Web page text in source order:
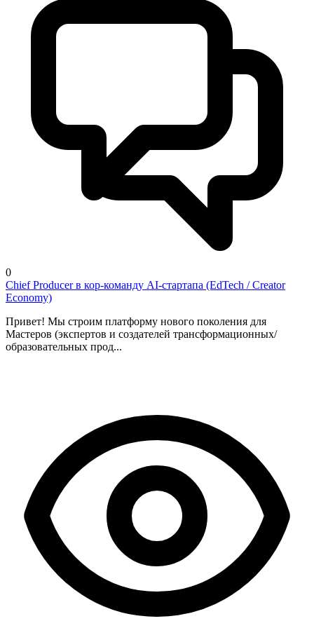
0
Chief Producer в кор-команду AI-стартапа (EdTech / Creator
Economy)
Привет! Мы строим платформу нового поколения для
Мастеров (экспертов и создателей трансформационных/
образовательных прод...